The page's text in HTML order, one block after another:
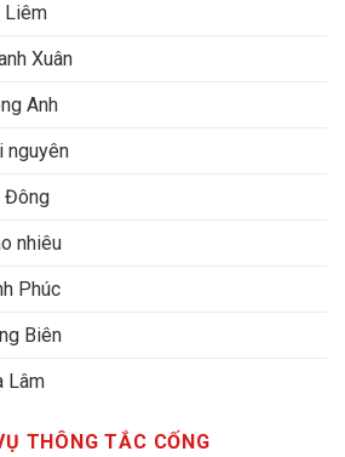
Liêm
Xuân
Anh
nguyên
Đông
nhiêu
Phúc
Biên
Lâm
THÔNG TẮC CỐNG